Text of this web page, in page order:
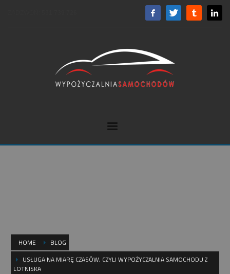
HOME
BLOG
USŁUGA NA MIARĘ CZASÓW, CZYLI WYPOŻYCZALNIA SAMOCHODU Z
LOTNISKA